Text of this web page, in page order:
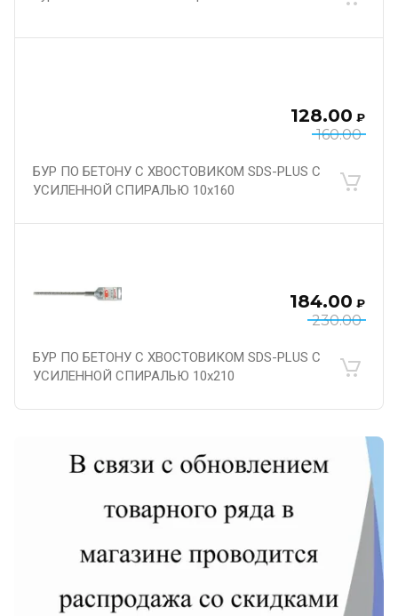
160.00
128.00 ₽
БУР ПО БЕТОНУ С ХВОСТОВИКОМ SDS-PLUS С
УСИЛЕННОЙ СПИРАЛЬЮ 10х160
230.00
184.00 ₽
БУР ПО БЕТОНУ С ХВОСТОВИКОМ SDS-PLUS С
УСИЛЕННОЙ СПИРАЛЬЮ 10х210